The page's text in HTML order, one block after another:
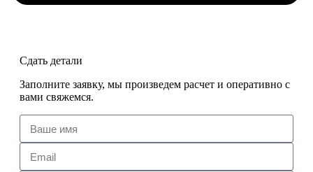
Сдать детали
Заполните заявку, мы произведем расчет и оперативно с
вами свяжемся.